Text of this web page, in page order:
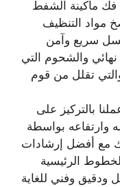
فك ماكينة الشفط
مواد التنظيف
سريع وآمن
والشحوم التي
تقلل من قوم
بالتركيز على
وارتفاعه بواسطة
مع أفضل إرشادات
الرئيسية
ودقيق وفني للغاية